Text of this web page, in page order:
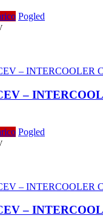
Pogled
–
Pogled
–